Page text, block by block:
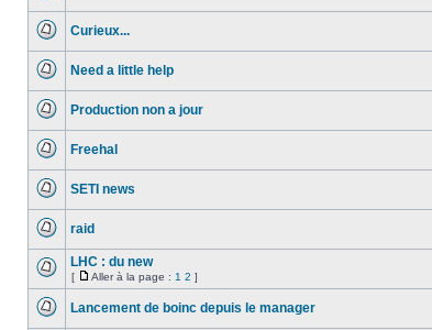
non
non
Curieux...
non
Need a little help
non
Production non a jour
non
Freehal
non
SETI news
message
non
raid
Aucun
LHC : du new
[
Aller
la
Aller à la page : 1 2 ]
Lancement de boinc depuis le manager